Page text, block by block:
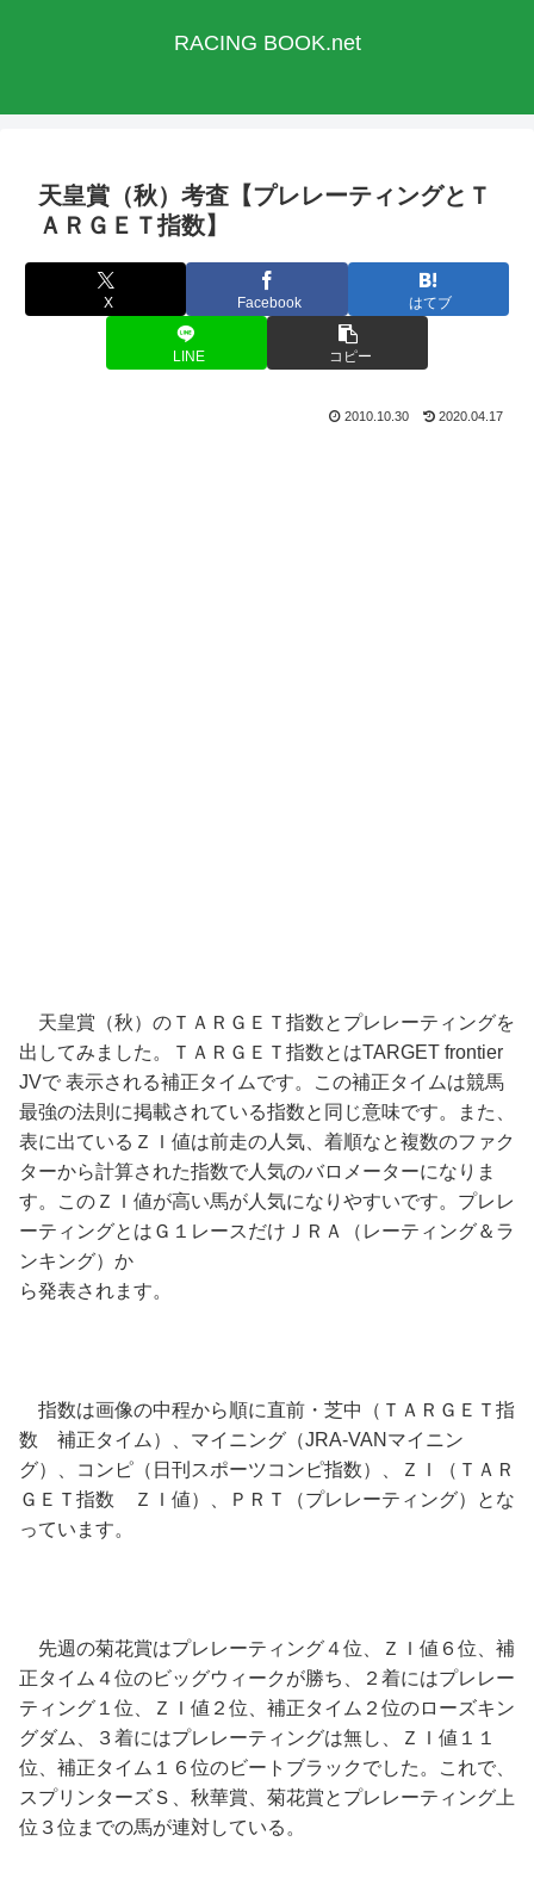
RACING BOOK.net
天皇賞（秋）考査【プレレーティングとＴ
ＡＲＧＥＴ指数】
X Facebook はてブ
LINE コピー
2010.10.30 2020.04.17
天皇賞（秋）のＴＡＲＧＥＴ指数とプレレーティングを
出してみました。ＴＡＲＧＥＴ指数とはTARGET frontier
JVで 表示される補正タイムです。この補正タイムは競馬
最強の法則に掲載されている指数と同じ意味です。また、
表に出ているＺＩ値は前走の人気、着順なと複数のファク
ターから計算された指数で人気のバロメーターになりま
す。このＺＩ値が高い馬が人気になりやすいです。プレレ
ーティングとはＧ１レースだけＪＲＡ（レーティング＆ラ
ンキング）か
ら発表されます。
指数は画像の中程から順に直前・芝中（ＴＡＲＧＥＴ指
数 補正タイム）、マイニング（JRA-VANマイニン
グ）、コンピ（日刊スポーツコンピ指数）、ＺＩ（ＴＡＲ
ＧＥＴ指数 ＺＩ値）、ＰＲＴ（プレレーティング）とな
っています。
先週の菊花賞はプレレーティング４位、ＺＩ値６位、補
正タイム４位のビッグウィークが勝ち、２着にはプレレー
ティング１位、ＺＩ値２位、補正タイム２位のローズキン
グダム、３着にはプレレーティングは無し、ＺＩ値１１
位、補正タイム１６位のビートブラックでした。これで、
スプリンターズＳ、秋華賞、菊花賞とプレレーティング上
位３位までの馬が連対している。